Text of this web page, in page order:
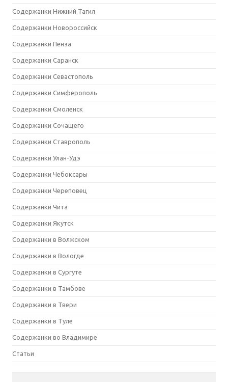
Содержанки Нижний Тагил
Содержанки Новороссийск
Содержанки Пенза
Содержанки Саранск
Содержанки Севастополь
Содержанки Симферополь
Содержанки Смоленск
Содержанки Сочащего
Содержанки Ставрополь
Содержанки Улан-Удэ
Содержанки Чебоксары
Содержанки Череповец
Содержанки Чита
Содержанки Якутск
Содержанки в Волжском
Содержанки в Вологде
Содержанки в Сургуте
Содержанки в Тамбове
Содержанки в Твери
Содержанки в Туле
Содержанки во Владимире
Статьи